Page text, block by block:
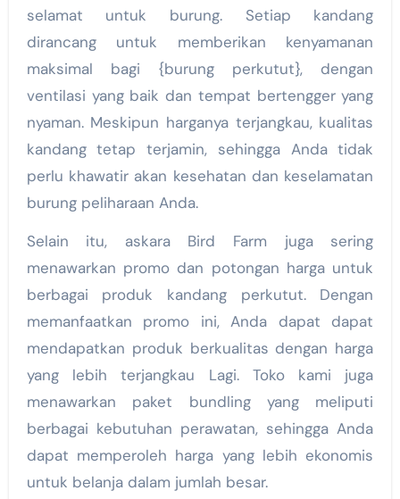
selamat untuk burung. Setiap kandang
dirancang untuk memberikan kenyamanan
maksimal bagi {burung perkutut}, dengan
ventilasi yang baik dan tempat bertengger yang
nyaman. Meskipun harganya terjangkau, kualitas
kandang tetap terjamin, sehingga Anda tidak
perlu khawatir akan kesehatan dan keselamatan
burung peliharaan Anda.
Selain itu, askara Bird Farm juga sering
menawarkan promo dan potongan harga untuk
berbagai produk kandang perkutut. Dengan
memanfaatkan promo ini, Anda dapat dapat
mendapatkan produk berkualitas dengan harga
yang lebih terjangkau Lagi. Toko kami juga
menawarkan paket bundling yang meliputi
berbagai kebutuhan perawatan, sehingga Anda
dapat memperoleh harga yang lebih ekonomis
untuk belanja dalam jumlah besar.